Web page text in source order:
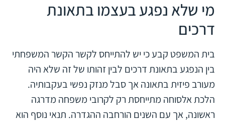
מי שלא נפגע בעצמו בתאונת
דרכים
בית המשפט קבע כי יש להתייחס לקשר הקשר המשפחתי
בין הנפגע בתאונת דרכים לבין זהותו של זה שלא היה
מעורב פיזית בתאונה אך סבל מנזק נפשי בעקבותיה.
הלכת אלסוחה מתייחסת רק לקרובי משפחה מדרגה
ראשונה, אך עם השנים הורחבה ההגדרה. תנאי נוסף הוא